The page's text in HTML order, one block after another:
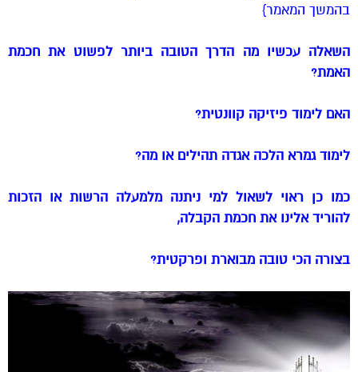
בהמשך המאמר}
השאלה עכשיו מה הדרך הטובה ביותר לפשוט את חכמת
האמת?
האם לימוד פיזיקה קוונטית?
לימוד גמרא הלכה אגדה תהילים או מה?
כמו כן ראוי לשאול למי ניתנה מלמעלה הרשות או הזכות
להוריד אלינו את חכמת הקבלה,
בצורה הכי טובה מבוארת ופרקטית?